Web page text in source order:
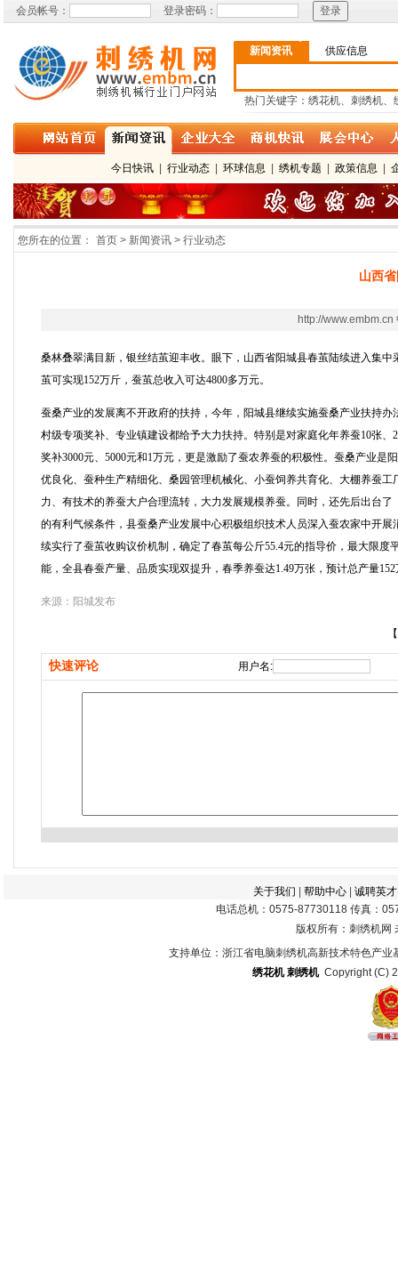
会员帐号： 登录密码：
新闻资讯 供应信息
热门关键字：绣花机、刺绣机、
今日快讯 行业动态 环球信息 绣机专题 政策信息
您所在的位置： 首页 > 新闻资讯 > 行业动态
山西
http://
桑林叠翠满目新，银丝结茧迎丰收。眼下，山西省阳城县春茧陆续进入集
茧可实现152万斤，蚕茧总收入可达4800多万元。
蚕桑产业的发展离不开政府的扶持，今年，阳城县继续实施蚕桑产业扶持
村级专项奖补、专业镇建设都给予大力扶持。特别是对家庭化年养蚕10张
奖补3000元、5000元和1万元，更是激励了蚕农养蚕的积极性。蚕桑产业
优良化、蚕种生产精细化、桑园管理机械化、小蚕饲养共育化、大棚养蚕
力、有技术的养蚕大户合理流转，大力发展规模养蚕。同时，还先后出台
的有利气候条件，县蚕桑产业发展中心积极组织技术人员深入蚕农家中开
续实行了蚕茧收购议价机制，确定了春茧每公斤55.4元的指导价，最大限
能，全县春蚕产量、品质实现双提升，春季养蚕达1.49万张，预计总产量
来源：阳城发布
快速评论 用户名:
关于我们 帮助中心| 诚聘英才
电话总机：0575-87730118 传真：
版权所有：刺绣机网
支持单位：浙江省电脑刺绣机高新技术特色产
绣花机 刺绣机Copyright (C)